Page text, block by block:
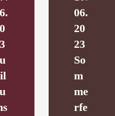
06.
20
23
So
m
me
rfe